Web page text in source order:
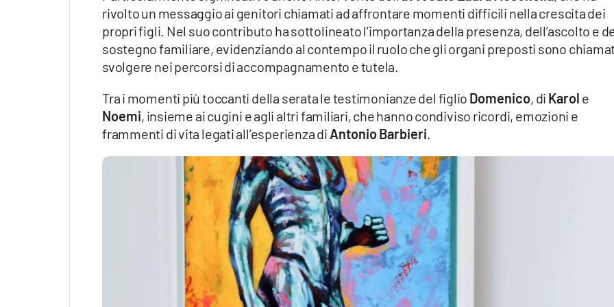
rivolto un messaggio ai genitori chiamati ad affrontare momenti difficili nella crescita dei
propri figli. Nel suo contributo ha sottolineato l’importanza della presenza, dell’ascolto e
sostegno familiare, evidenziando al contempo il ruolo che gli organi preposti sono
svolgere nei percorsi di accompagnamento e tutela.
Tra i momenti più toccanti della serata le testimonianze del figlio Domenico, di Karol e
Noemi, insieme ai cugini e agli altri familiari, che hanno condiviso ricordi, emozioni e
frammenti di vita legati all’esperienza di Antonio Barbieri